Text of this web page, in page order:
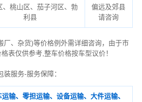
、桃山区、茄子河区、勃
利县
偏远及郊县
请咨询
厂、杂货)等价格例外需详细咨询，由于市
表仅供参考,整车价格按车型议价！
服务-服务保障：
运输、零担运输、设备运输、大件运输、